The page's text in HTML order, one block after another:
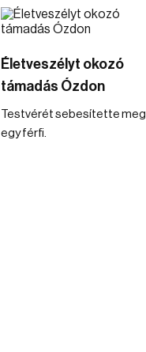
Életveszélyt okozó
támadás Ózdon
Testvérét sebesítette meg
egy férfi.